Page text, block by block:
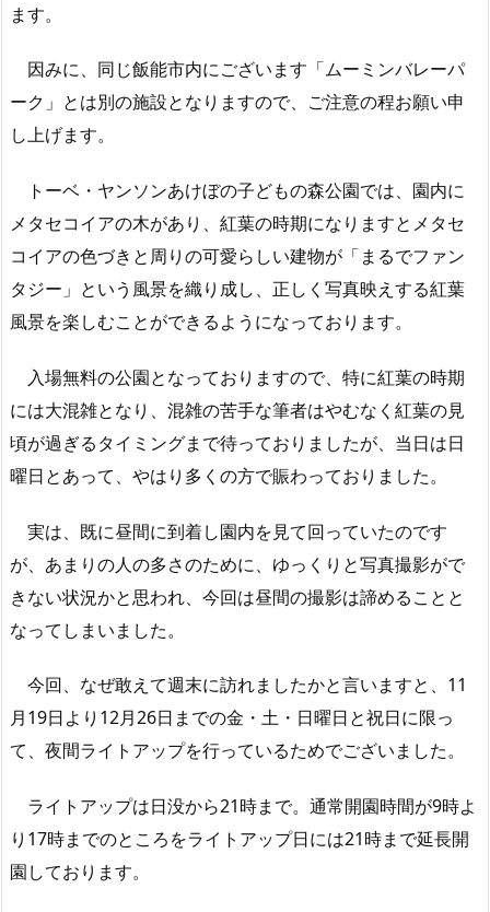
ます。
因みに、同じ飯能市内にございます「ムーミンバレーパ
ーク」とは別の施設となりますので、ご注意の程お願い申
し上げます。
トーベ・ヤンソンあけぼの子どもの森公園では、園内に
メタセコイアの木があり、紅葉の時期になりますとメタセ
コイアの色づきと周りの可愛らしい建物が「まるでファン
タジー」という風景を織り成し、正しく写真映えする紅葉
風景を楽しむことができるようになっております。
入場無料の公園となっておりますので、特に紅葉の時期
には大混雑となり、混雑の苦手な筆者はやむなく紅葉の見
頃が過ぎるタイミングまで待っておりましたが、当日は日
曜日とあって、やはり多くの方で賑わっておりました。
実は、既に昼間に到着し園内を見て回っていたのです
が、あまりの人の多さのために、ゆっくりと写真撮影がで
きない状況かと思われ、今回は昼間の撮影は諦めることと
なってしまいました。
今回、なぜ敢えて週末に訪れましたかと言いますと、11
月19日より12月26日までの金・土・日曜日と祝日に限っ
て、夜間ライトアップを行っているためでございました。
ライトアップは日没から21時まで。通常開園時間が9時よ
り17時までのところをライトアップ日には21時まで延長開
園しております。